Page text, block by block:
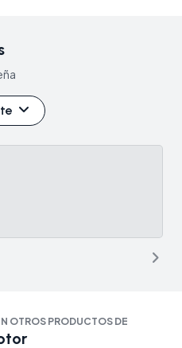
OTROS PRODUCTOS DE